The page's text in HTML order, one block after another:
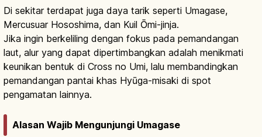
Di sekitar terdapat juga daya tarik seperti Umagase,
Mercusuar Hososhima, dan Kuil Ōmi-jinja.
Jika ingin berkeliling dengan fokus pada pemandangan
laut, alur yang dapat dipertimbangkan adalah menikmati
keunikan bentuk di Cross no Umi, lalu membandingkan
pemandangan pantai khas Hyūga-misaki di spot
pengamatan lainnya.
Alasan Wajib Mengunjungi Umagase